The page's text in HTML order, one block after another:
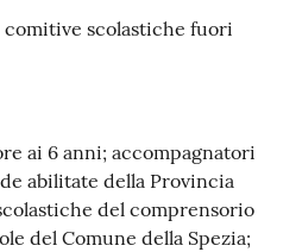
scolastiche fuori
ai 6 anni; accompagnatori
abilitate della Provincia
del comprensorio
del Comune della Spezia;